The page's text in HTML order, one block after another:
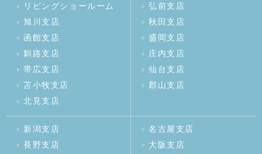
リビングショールーム
旭川支店
函館支店
釧路支店
帯広支店
苫小牧支店
北見支店
弘前支店
秋田支店
盛岡支店
庄内支店
仙台支店
郡山支店
新潟支店
長野支店
名古屋支店
大阪支店